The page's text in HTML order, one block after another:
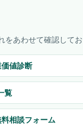
あわせて確認してお
値診断
覧
相談フォーム